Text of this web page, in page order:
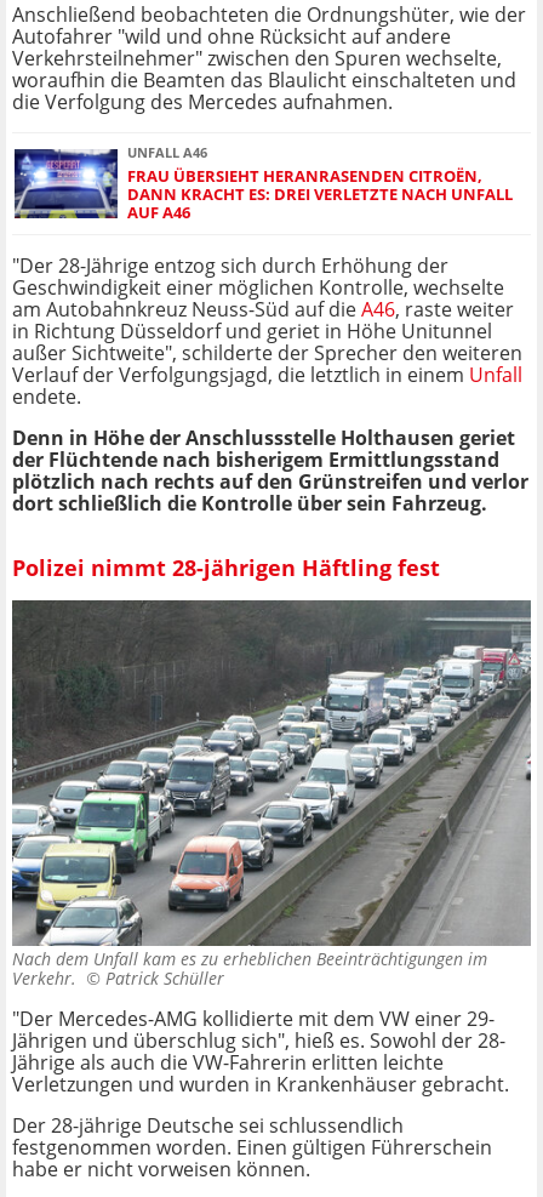
Anschließend beobachteten die Ordnungshüter, wie der
Autofahrer "wild und ohne Rücksicht auf andere
Verkehrsteilnehmer" zwischen den Spuren wechselte,
woraufhin die Beamten das Blaulicht einschalteten und
die Verfolgung des Mercedes aufnahmen.
UNFALL A46
FRAU ÜBERSIEHT HERANRASENDEN CITROËN,
DANN KRACHT ES: DREI VERLETZTE NACH UNFALL
AUF A46
"Der 28-Jährige entzog sich durch Erhöhung der
Geschwindigkeit einer möglichen Kontrolle, wechselte
am Autobahnkreuz Neuss-Süd auf dieA46, raste weiter
in Richtung Düsseldorf und geriet in Höhe Unitunnel
außer Sichtweite", schilderte der Sprecher den weiteren
Verlauf der Verfolgungsjagd, die letztlich in einem Unfall
endete.
Denn in Höhe der Anschlussstelle Holthausen geriet
der Flüchtende nach bisherigem Ermittlungsstand
plötzlich nach rechts auf den Grünstreifen und verlor
dort schließlich die Kontrolle über sein Fahrzeug.
Polizei nimmt 28-jährigen Häftling fest
Nach dem Unfall kam es zu erheblichen Beeinträchtigungen im
Verkehr. © Patrick Schüller
"Der Mercedes-AMG kollidierte mit dem VW einer 29-
Jährigen und überschlug sich", hieß es. Sowohl der 28-
Jährige als auch die VW-Fahrerin erlitten leichte
Verletzungen und wurden in Krankenhäuser gebracht.
Der 28-jährige Deutsche sei schlussendlich
festgenommen worden. Einen gültigen Führerschein
habe er nicht vorweisen können.